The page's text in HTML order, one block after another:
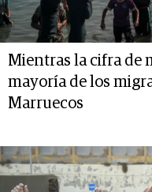
Mientras la cifra de
mayoría de los
Marruecos